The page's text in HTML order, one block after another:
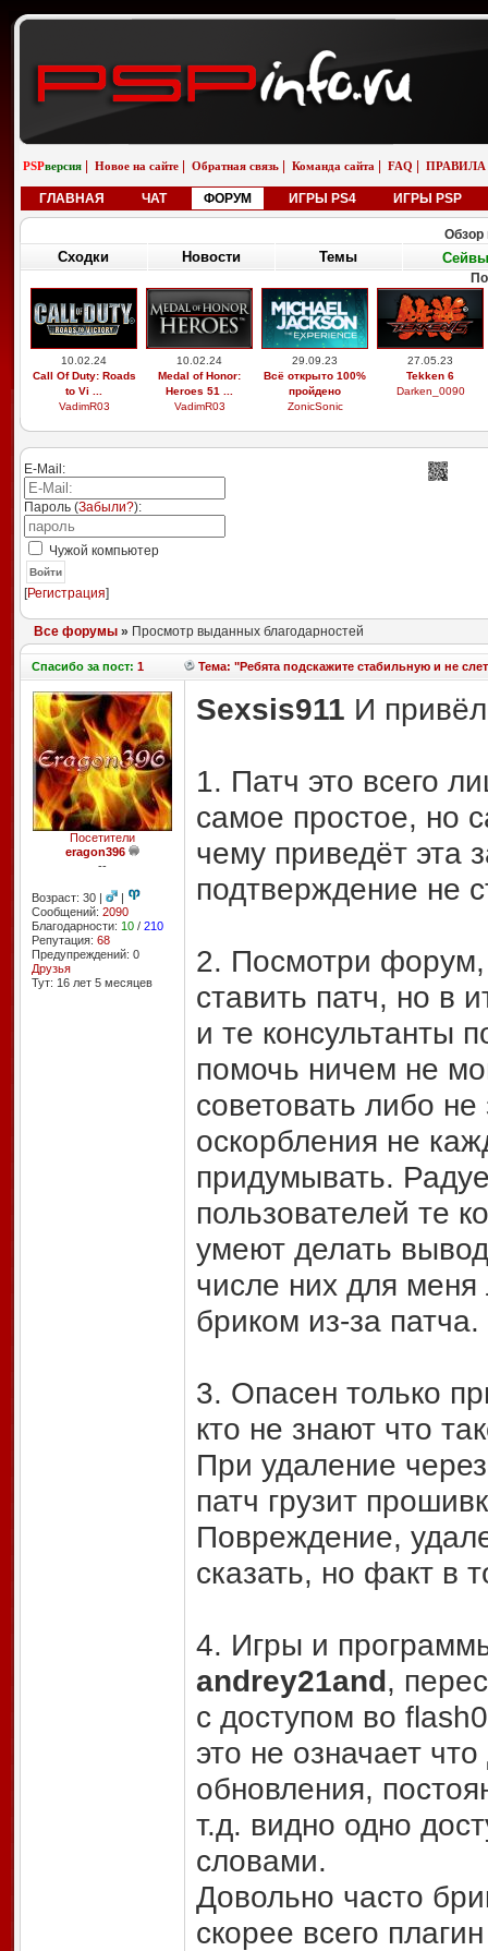
PSPверсия Новое на сайте Обратная связь Команда сайта FAQ ПРАВИЛА
ГЛАВНАЯ ЧАТ ФОРУМ ИГРЫ PS4 ИГРЫ PSP
Обзор
Сходки Новости Темы Сейвы
29.03.26
Выдающиеся
звери, легоси ...
M9xxsi
19.02.26
Бугатти вейрон
возле реки
iosifreshetnik
01.01.26
saab 9-5 универсал
aero
saabinside
01.01.26
saab 9-5 универсал
снег
E-Mail:
Пароль (Забыли?):
Чужой компьютер
Войти
[Регистрация]
Все форумы» Просмотр выданных благодарностей
Спасибоза пост: 1 Тема: "Ребята подскажите стабильную и не
Посетители
eragon396
--
Возраст: 30 |
|
Сообщений: 2090
Благодарности: 10/ 210
Репутация: 68
Предупреждений: 0
Друзья
Тут: 16 лет 5 месяцев
Sexsis911 И
1. Патч это всего
самое простое, но
чему приведёт эта
подтверждение не
2. Посмотри
ставить патч, но в
и те консультанты
помочь ничем не
советовать либо
оскорбления не
придумывать.
пользователей те
умеют делать
числе них для
бриком из-за патча.
3. Опасен только
кто не знают что
При удаление
патч грузит
Повреждение,
сказать, но факт в
4. Игры и
andrey21and,
с доступом во
это не означает
обновления,
т.д. видно одно
словами.
Довольно часто
скорее всего